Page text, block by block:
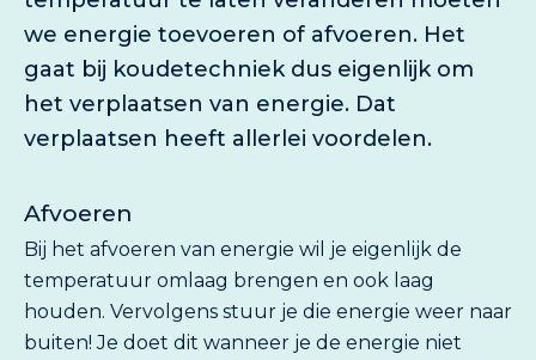
we energie toevoeren of afvoeren. Het
gaat bij koudetechniek dus eigenlijk om
het verplaatsen van energie. Dat
verplaatsen heeft allerlei voordelen.
Afvoeren
Bij het afvoeren van energie wil je eigenlijk de
temperatuur omlaag brengen en ook laag
houden. Vervolgens stuur je die energie weer naar
buiten! Je doet dit wanneer je de energie niet